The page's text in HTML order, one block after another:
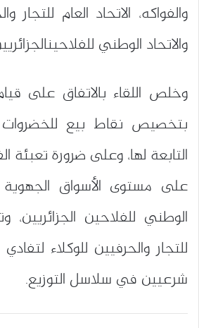
والفواكه، الاتحاد العام للتجار
والاتحاد الوطني
وخلص اللقاء بالاتفاق على
بتخصيص نقاط بيع للخضروات
التابعة لها، وعلى ضرورة تعبئة
على مستوى الأسواق
الوطني للفلاحين الجزائريين،
للتجار والحرفيين للوكلاء
شرعيين في سلاسل التوزيع.